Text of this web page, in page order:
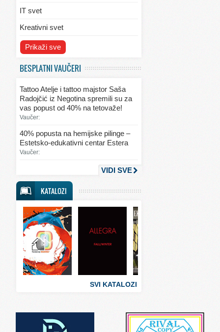
IT svet
Kreativni svet
Svet ekologije
Svet kulinarstva
Svet lepote
Svet mode
Svet sporta
Svet tehnike
Svet ugostiteljstva
Svet zabave i umetnosti
Svet zanimljivosti
Svet zdravlja
Prikaži sve
BESPLATNI VAUČERI
Tattoo Atelje i tattoo majstor Saša
Radojčić iz Negotina spremili su za
vas popust od 40% na tetovaže!
Vaučer:
40% popusta na hemijske pilinge –
Estetsko-edukativni centar Estera
Vaučer:
VIDI SVE
KATALOZI
SVI KATALOZI